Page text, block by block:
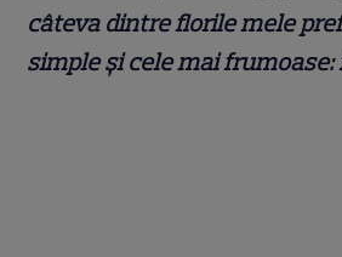
câteva dintre florile mele
simple și cele mai frumoase: